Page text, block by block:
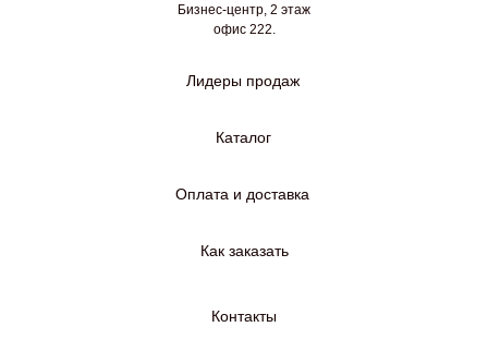
Бизнес-центр, 2 этаж
офис 222.
Лидеры продаж
Каталог
Оплата и доставка
Как заказать
Контакты